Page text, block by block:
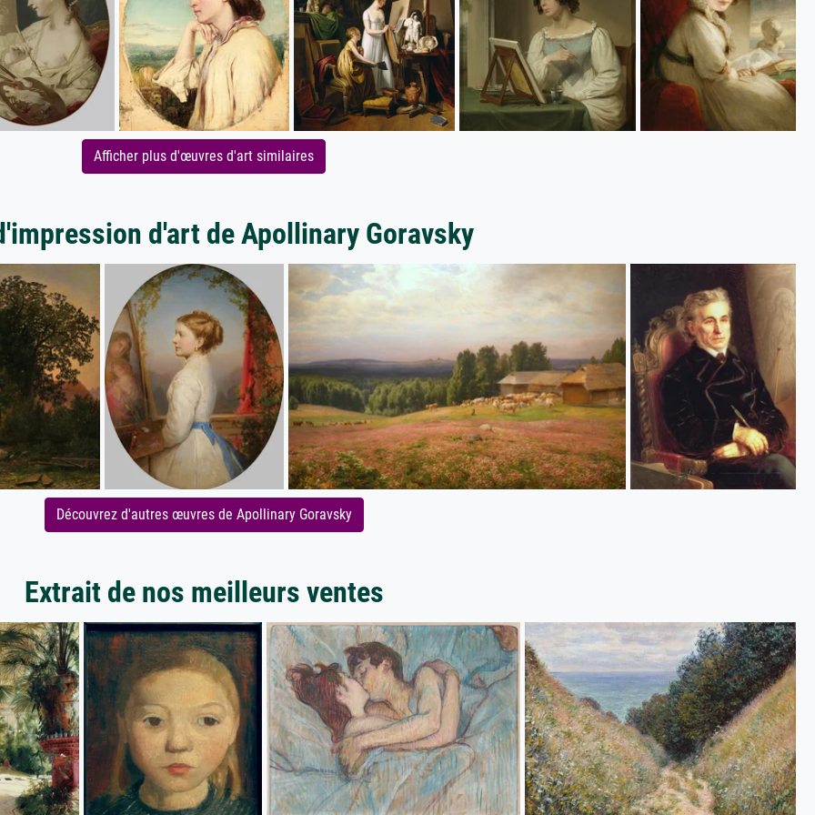
Afficher plus d'œuvres d'art similaires
d'art de Apollinary Goravsky
Découvrez d'autres œuvres de Apollinary Goravsky
Extrait de nos meilleurs ventes